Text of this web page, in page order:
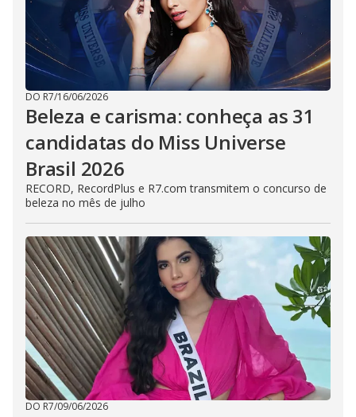
DO R7/16/06/2026
Beleza e carisma: conheça as 31
candidatas do Miss Universe
Brasil 2026
RECORD, RecordPlus e R7.com transmitem o concurso de
beleza no mês de julho
DO R7/09/06/2026